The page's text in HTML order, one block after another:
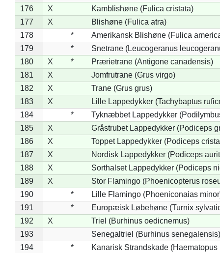
176
X
Kamblishøne (Fulica cristata)
177
X
Blishøne (Fulica atra)
178
*
Amerikansk Blishøne (Fulica
179
*
Snetrane (Leucogeranus
180
X *
Prærietrane (Antigone canadensis)
181
X
Jomfrutrane (Grus virgo)
182
X
Trane (Grus grus)
183
X
Lille Lappedykker (Tachybaptus
184
*
Tyknæbbet Lappedykker
185
X
Gråstrubet Lappedykker (Podiceps
186
X
Toppet Lappedykker (Podiceps
187
X
Nordisk Lappedykker (Podiceps
188
X
Sorthalset Lappedykker (Podiceps
189
X
Stor Flamingo (Phoenicopterus
190
*
Lille Flamingo (Phoeniconaias
191
*
Europæisk Løbehøne (Turnix
192
X
Triel (Burhinus oedicnemus)
193
Senegaltriel (Burhinus senegalensis)
194
*
Kanarisk Strandskade (Haematopus